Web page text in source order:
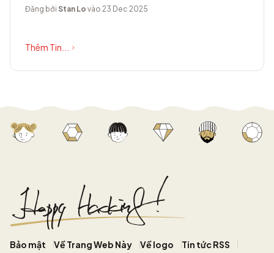
lang.org có diện mạo hoàn toàn...
Đăng bởi Stan Lo vào 23 Dec 2025
Thêm Tin...
Bảo mật Về Trang Web Này Về logo
Tin tức RSS